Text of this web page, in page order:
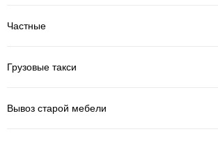
Частные
Грузовые такси
Вывоз старой мебели